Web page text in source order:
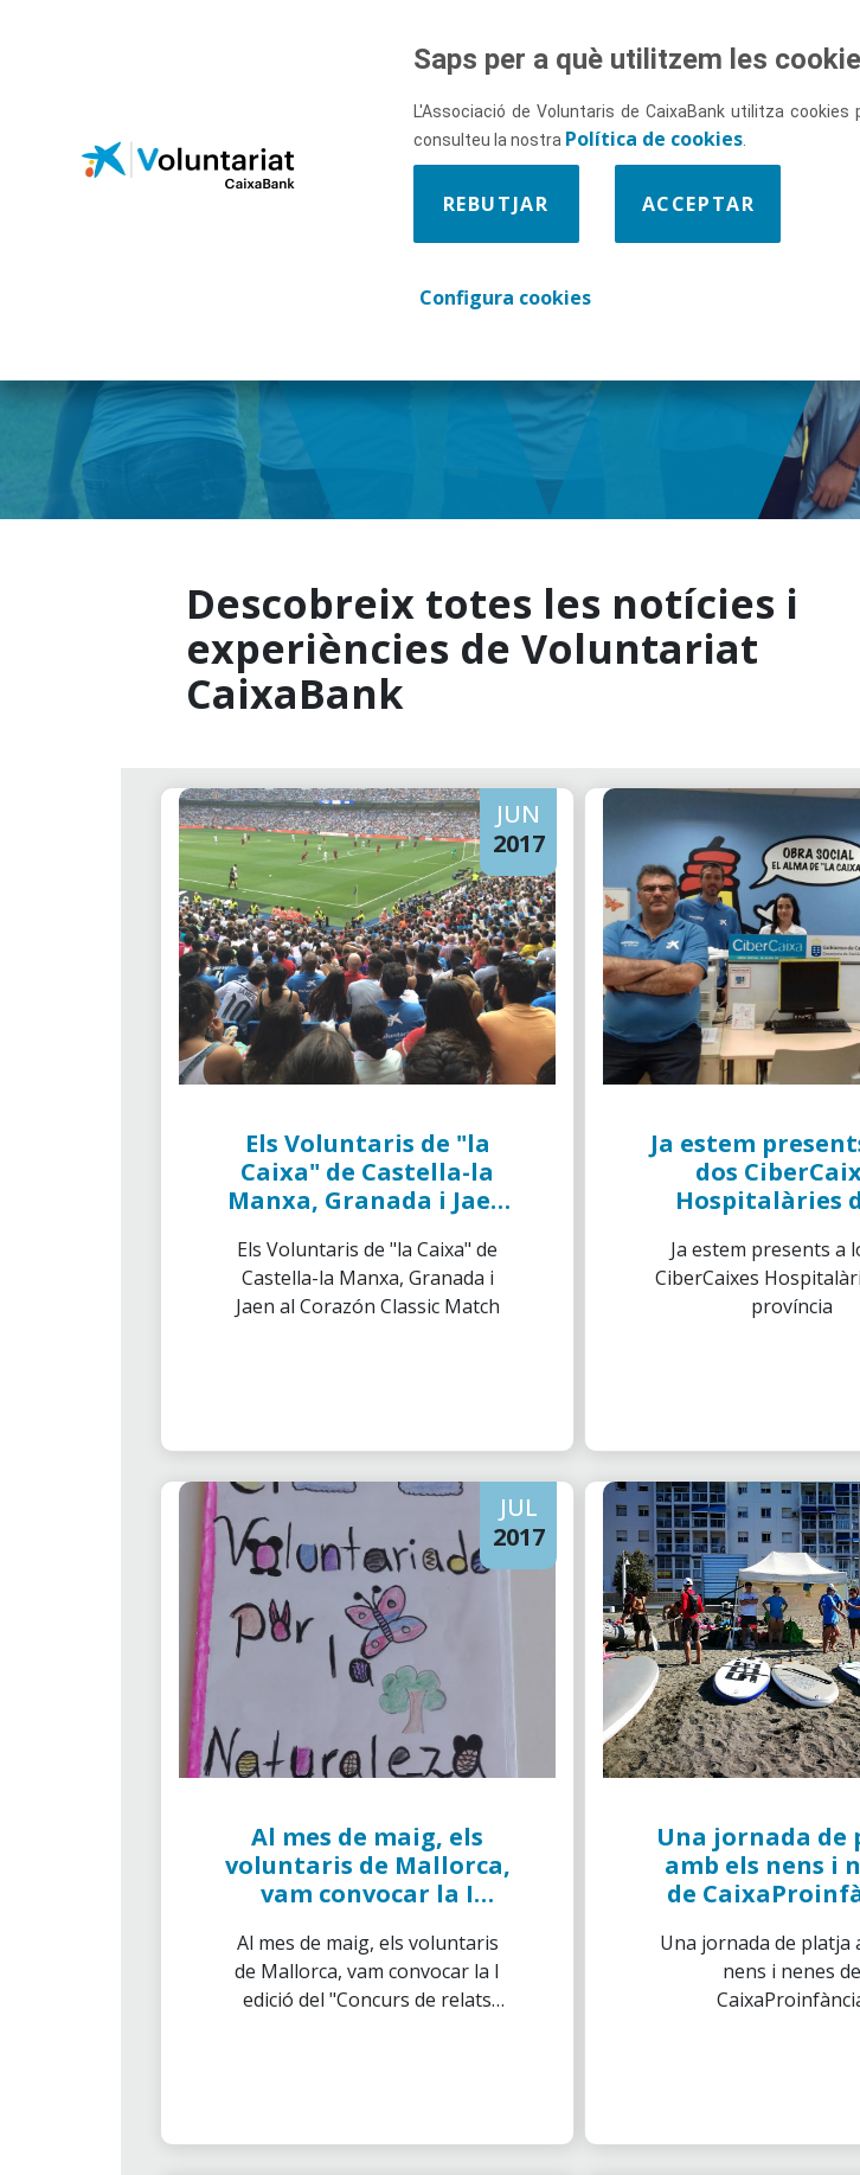
Descobreix-nos
Descobreix totes les notícies i
experiències de Voluntariat
CaixaBank
JUN
2017
Els Voluntaris de "la
Caixa" de Castella-la
Manxa, Granada i Jaen
Match
Els Voluntaris de "la Caixa" de
Castella-la Manxa, Granada i
Jaen al Corazón Classic Match
Ja estem
dos
Hospitalàries
Ja estem presents a
CiberCaixes
província
JUL
2017
Al mes de maig, els
voluntaris de Mallorca,
vam convocar la I
relats escrits per nens
i joves"
Al mes de maig, els voluntaris
de Mallorca, vam convocar la I
edició del "Concurs de relats
Una jornada de
amb els nens i
de
Una jornada de platja
nens i nenes de
Saps per a què utilitzem les
L'Associació de Voluntaris de CaixaBank utilitza
consulteu la nostra Política de cookies.
REBUTJAR ACCEPTAR
Configura cookies